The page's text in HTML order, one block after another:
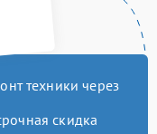
техники через
скидка